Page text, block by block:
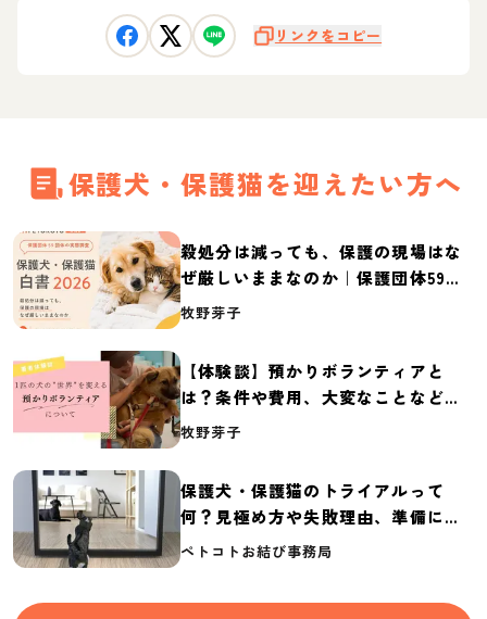
リンクをコピー
保護犬・保護猫を迎えたい方へ
殺処分は減っても、保護の現場はな
ぜ厳しいままなのか｜保護団体59団
体の実態調査【保護犬・保護猫白書
牧野芽子
【体験談】預かりボランティアと
は？条件や費用、大変なことなど紹
介
牧野芽子
保護犬・保護猫のトライアルって
何？見極め方や失敗理由、準備に必
要なものを紹介
ペトコトお結び事務局